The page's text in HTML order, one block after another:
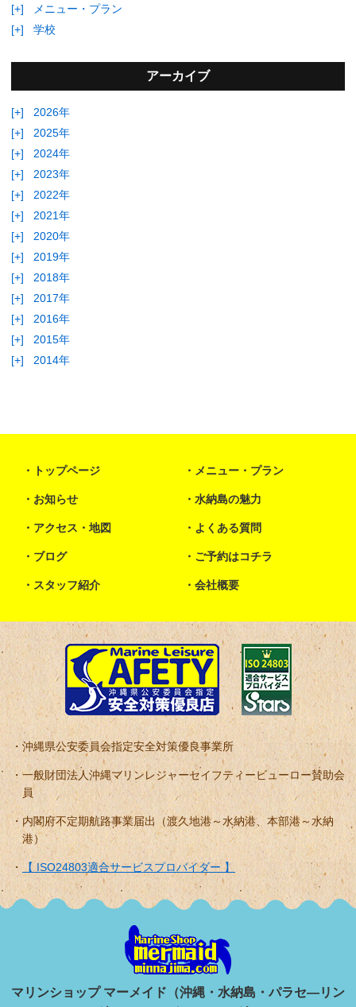
[+]
メニュー・プラン
[+]
学校
アーカイブ
[+]
2026年
[+]
2025年
[+]
2024年
[+]
2023年
[+]
2022年
[+]
2021年
[+]
2020年
[+]
2019年
[+]
2018年
[+]
2017年
[+]
2016年
[+]
2015年
[+]
2014年
トップページ メニュー・プラン
お知らせ 水納島の魅力
アクセス・地図 よくある質問
ブログ ご予約はコチラ
スタッフ紹介 会社概要
沖縄県公安委員会指定安全対策優良事業所
一般財団法人沖縄マリンレジャーセイフティービューロー賛助会
員
内閣府不定期航路事業届出（渡久地港～水納港、本部港～水納
港）
【 ISO24803適合サービスプロバイダー 】
マリンショップ マーメイド（沖縄・水納島・パラセ―リン